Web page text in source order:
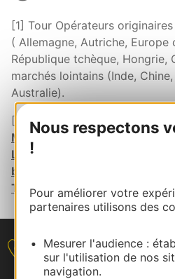
Nous respectons
!
Pour améliorer votre
partenaires utilisons des
Mesurer l'audience :
sur l'utilisation de nos
navigation.
[1] Tour Opérateurs
( Allemagne, Autriche, Europe
République tchèque, Hongrie,
marchés lointains (Inde,
Australie).
[2] Les Grands Sites
Montpellier;Les Grands
Lourdes/Pyrénées
beaux villages et les Grands
Tarn, de l’Aveyron et du Lot
Nous contacter